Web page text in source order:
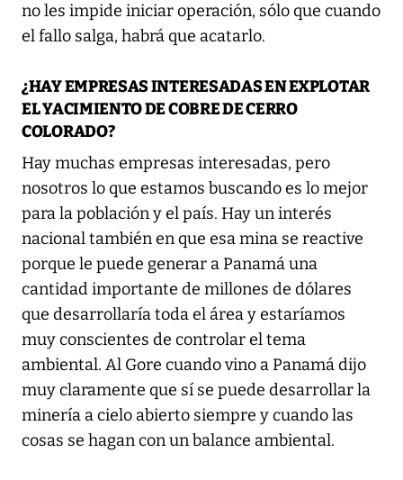
no les impide iniciar operación, sólo que cuando
el fallo salga, habrá que acatarlo.
¿HAY EMPRESAS INTERESADAS EN EXPLOTAR
EL YACIMIENTO DE COBRE DE CERRO
COLORADO?
Hay muchas empresas interesadas, pero
nosotros lo que estamos buscando es lo mejor
para la población y el país. Hay un interés
nacional también en que esa mina se reactive
porque le puede generar a Panamá una
cantidad importante de millones de dólares
que desarrollaría toda el área y estaríamos
muy conscientes de controlar el tema
ambiental. Al Gore cuando vino a Panamá dijo
muy claramente que sí se puede desarrollar la
minería a cielo abierto siempre y cuando las
cosas se hagan con un balance ambiental.